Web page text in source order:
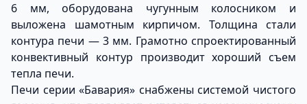
6 мм, оборудована чугунным колосником и
выложена шамотным кирпичом. Толщина стали
контура печи — 3 мм. Грамотно спроектированный
конвективный контур производит хороший съем
тепла печи.
Печи серии «Бавария» снабжены системой чистого